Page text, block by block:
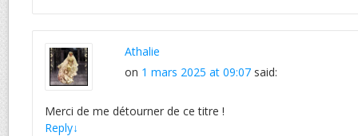
Athalie
on 1 mars 2025 at 09:07 said:
Merci de me détourner de ce titre !
Reply↓